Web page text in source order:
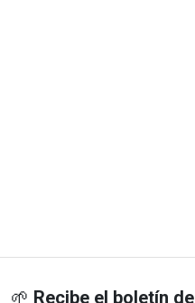
🌱 Recibe el boletín de